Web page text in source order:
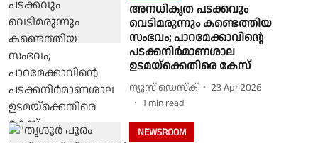
അനധികൃത പടക്കവും
വെടിമരുന്നും കണ്ടെത്തിയ
സംഭവം; പാറമേക്കാവിന്റെ
പടക്കനിര്‍മാണശാല
ഉടമയ്‌ക്കെതിരെ കേസ്
ന്യൂസ് ഡെസ്ക്
23 Apr 2026
1 min read
NEWSROOM